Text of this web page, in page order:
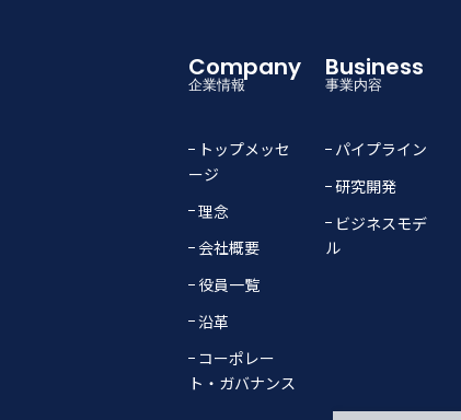
Company
企業情報
トップメッセ
ージ
理念
会社概要
役員一覧
沿革
コーポレー
ト・ガバナンス
Business
事業内容
パイプライン
研究開発
ビジネスモデ
ル